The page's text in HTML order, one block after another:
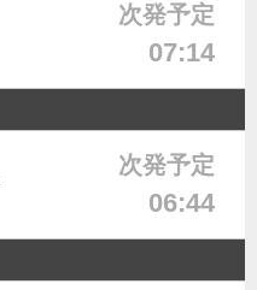
次発予定
07:14
次発予定
06:44